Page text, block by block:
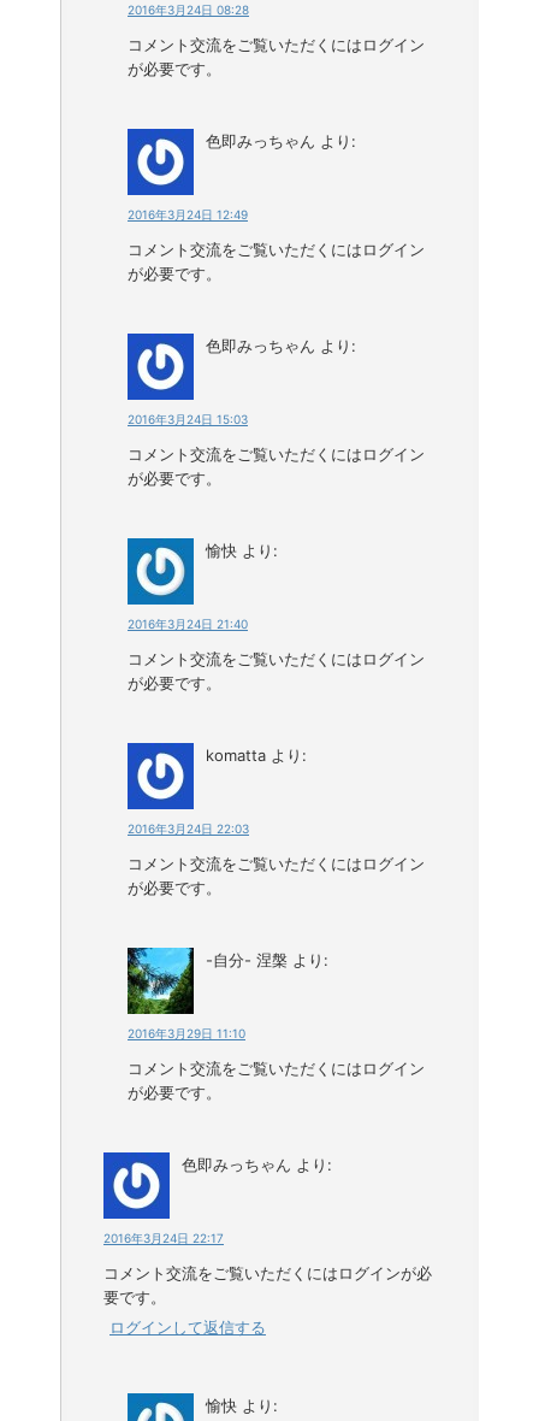
2016年3月24日 08:28
コメント交流をご覧いただくにはログイン
が必要です。
色即みっちゃん より:
2016年3月24日 12:49
コメント交流をご覧いただくにはログイン
が必要です。
色即みっちゃん より:
2016年3月24日 15:03
コメント交流をご覧いただくにはログイン
が必要です。
愉快 より:
2016年3月24日 21:40
コメント交流をご覧いただくにはログイン
が必要です。
komatta より:
2016年3月24日 22:03
コメント交流をご覧いただくにはログイン
が必要です。
-自分- 涅槃 より:
2016年3月29日 11:10
コメント交流をご覧いただくにはログイン
が必要です。
色即みっちゃん より:
2016年3月24日 22:17
コメント交流をご覧いただくにはログインが必
要です。
ログインして返信する
愉快 より: